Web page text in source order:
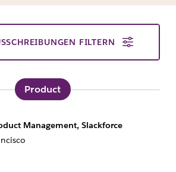
FILTERN
Product
Management, Slackforce